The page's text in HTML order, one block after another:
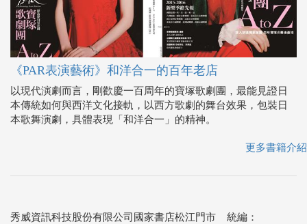
《PAR表演藝術》和洋合一的百年老店
以現代演劇而言，剛歡慶一百周年的寶塚歌劇團，最能見證日
本傳統如何與西洋文化接軌，以西方歌劇的舞台效果，包裝日
本歌舞演劇，具體表現「和洋合一」的精神。
更多書籍介紹
秀威資訊科技股份有限公司國家書店松江門市 統編：